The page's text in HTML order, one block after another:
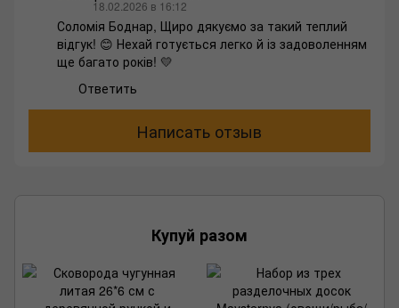
18.02.2026 в 16:12
Соломія Боднар, Щиро дякуємо за такий теплий
відгук! 😊 Нехай готується легко й із задоволенням
ще багато років! 💛
Ответить
Написать отзыв
Купуй разом